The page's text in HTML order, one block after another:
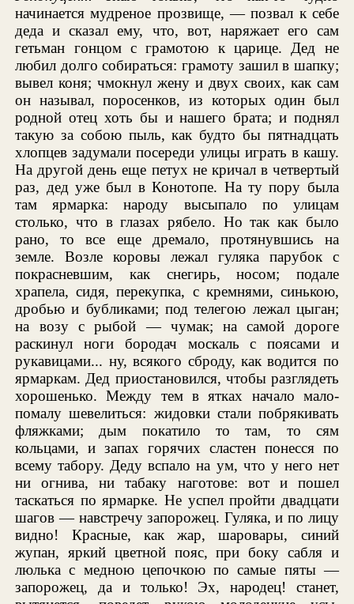
начинается мудреное прозвище, — позвал к себе
деда и сказал ему, что, вот, наряжает его сам
гетьман гонцом с грамотою к царице. Дед не
любил долго собираться: грамоту зашил в шапку;
вывел коня; чмокнул жену и двух своих, как сам
он называл, поросенков, из которых один был
родной отец хоть бы и нашего брата; и поднял
такую за собою пыль, как будто бы пятнадцать
хлопцев задумали посереди улицы играть в кашу.
На другой день еще петух не кричал в четвертый
раз, дед уже был в Конотопе. На ту пору была
там ярмарка: народу высыпало по улицам
столько, что в глазах рябело. Но так как было
рано, то все еще дремало, протянувшись на
земле. Возле коровы лежал гуляка парубок с
покрасневшим, как снегирь, носом; подале
храпела, сидя, перекупка, с кремнями, синькою,
дробью и бубликами; под телегою лежал цыган;
на возу с рыбой — чумак; на самой дороге
раскинул ноги бородач москаль с поясами и
рукавицами... ну, всякого сброду, как водится по
ярмаркам. Дед приостановился, чтобы разглядеть
хорошенько. Между тем в ятках начало мало-
помалу шевелиться: жидовки стали побрякивать
фляжками; дым покатило то там, то сям
кольцами, и запах горячих сластен понесся по
всему табору. Деду вспало на ум, что у него нет
ни огнива, ни табаку наготове: вот и пошел
таскаться по ярмарке. Не успел пройти двадцати
шагов — навстречу запорожец. Гуляка, и по лицу
видно! Красные, как жар, шаровары, синий
жупан, яркий цветной пояс, при боку сабля и
люлька с медною цепочкою по самые пяты —
запорожец, да и только! Эх, народец! станет,